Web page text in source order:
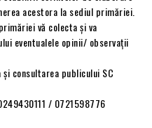
acestora la sediul primăriei.
vă colecta și va
eventualele opinii/ observații
consultarea publicului SC
/ 0721598776